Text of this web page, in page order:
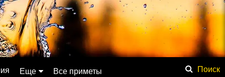
Еще Все приметы